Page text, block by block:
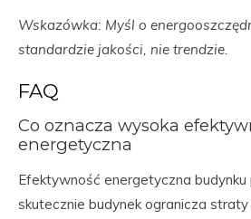
Wskazówka: Myśl o
standardzie jakości, nie trendzie.
FAQ
Co oznacza wysoka
energetyczna
Efektywność energetyczna budynku
skutecznie budynek ogranicza straty